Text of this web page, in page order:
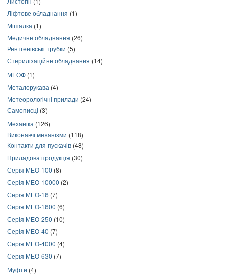
Ліфтове обладнання (1)
Мішалка (1)
Медичне обладнання (26)
Рентгенівські трубки (5)
Стерилізаційне обладнання (14)
МЕОФ (1)
Металорукава (4)
Метеорологічні прилади (24)
Самописці (3)
Механіка (126)
Виконавчі механізми (118)
Контакти для пускачів (48)
Приладова продукція (30)
Серія МЕО-100 (8)
Серія МЕО-10000 (2)
Серія МЕО-16 (7)
Серія МЕО-1600 (6)
Серія МЕО-250 (10)
Серія МЕО-40 (7)
Серія МЕО-4000 (4)
Серія МЕО-630 (7)
Муфти (4)